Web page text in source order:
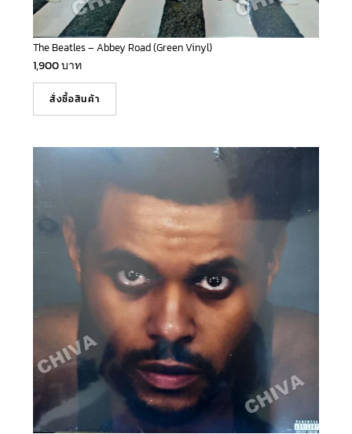
The Beatles – Abbey Road (Green Vinyl)
1,900บาท
สั่งซื้อสินค้า